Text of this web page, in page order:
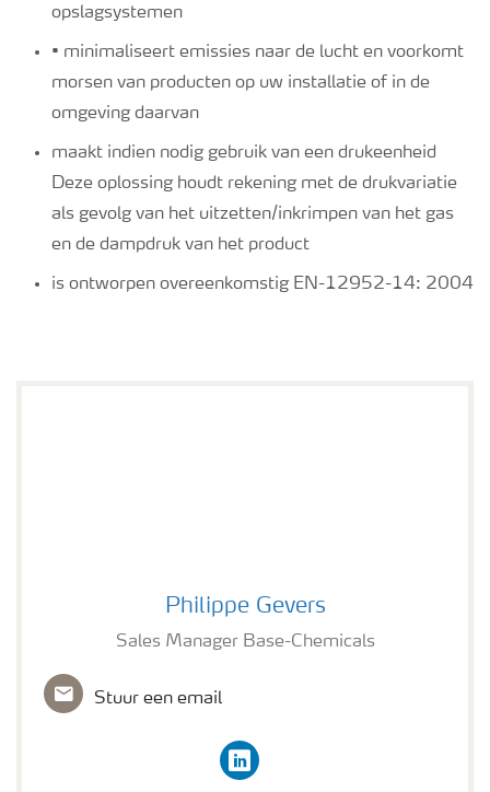
opslagsystemen
• minimaliseert emissies naar de lucht en voorkomt
morsen van producten op uw installatie of in de
omgeving daarvan
maakt indien nodig gebruik van een drukeenheid
Deze oplossing houdt rekening met de drukvariatie
als gevolg van het uitzetten/inkrimpen van het gas
en de dampdruk van het product
is ontworpen overeenkomstig EN-12952-14: 2004
Philippe Gevers
Sales Manager Base-Chemicals
Stuur een email
linkedin